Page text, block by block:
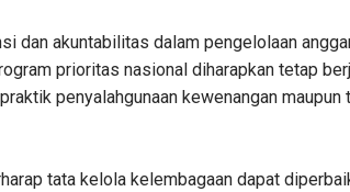
dan akuntabilitas dalam pengelolaan
prioritas nasional diharapkan tetap
penyalahgunaan kewenangan maupun
tata kelola kelembagaan dapat